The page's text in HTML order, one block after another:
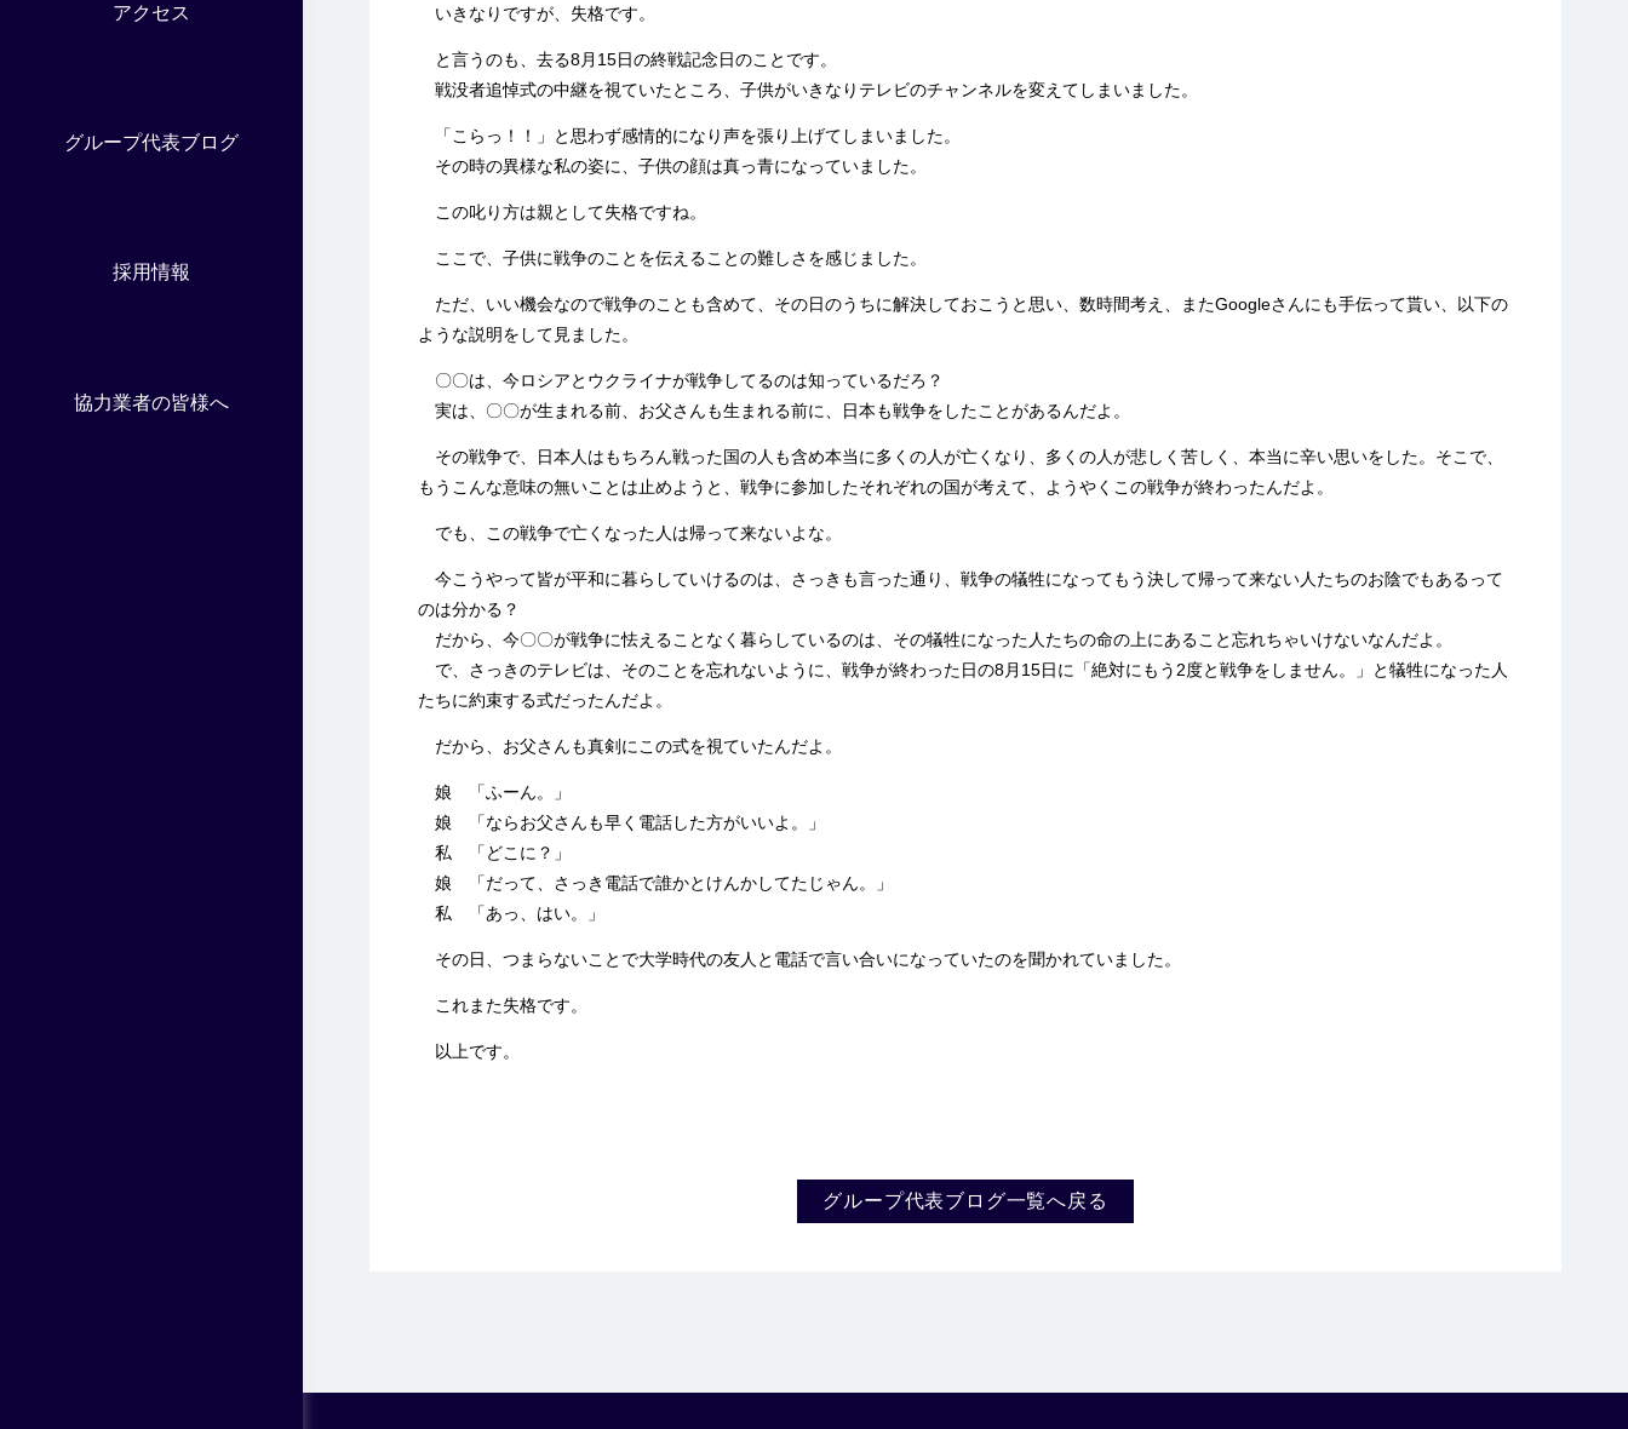
アクセス
グループ代表ブログ
採用情報
協力業者の皆様へ
いきなりですが、失格です。
と言うのも、去る8月15日の終戦記念日のことです。
戦没者追悼式の中継を視ていたところ、子供がいきなりテレビのチャンネルを変えてしまいました。
「こらっ！！」と思わず感情的になり声を張り上げてしまいました。
その時の異様な私の姿に、子供の顔は真っ青になっていました。
この叱り方は親として失格ですね。
ここで、子供に戦争のことを伝えることの難しさを感じました。
ただ、いい機会なので戦争のことも含めて、その日のうちに解決しておこうと思い、数時間考え、またGoogleさんにも手伝って貰い、以下の
ような説明をして見ました。
〇〇は、今ロシアとウクライナが戦争してるのは知っているだろ？
実は、〇〇が生まれる前、お父さんも生まれる前に、日本も戦争をしたことがあるんだよ。
その戦争で、日本人はもちろん戦った国の人も含め本当に多くの人が亡くなり、多くの人が悲しく苦しく、本当に辛い思いをした。そこで、
もうこんな意味の無いことは止めようと、戦争に参加したそれぞれの国が考えて、ようやくこの戦争が終わったんだよ。
でも、この戦争で亡くなった人は帰って来ないよな。
今こうやって皆が平和に暮らしていけるのは、さっきも言った通り、戦争の犠牲になってもう決して帰って来ない人たちのお陰でもあるって
のは分かる？
だから、今〇〇が戦争に怯えることなく暮らしているのは、その犠牲になった人たちの命の上にあること忘れちゃいけないなんだよ。
で、さっきのテレビは、そのことを忘れないように、戦争が終わった日の8月15日に「絶対にもう2度と戦争をしません。」と犠牲になった人
たちに約束する式だったんだよ。
だから、お父さんも真剣にこの式を視ていたんだよ。
娘 「ふーん。」
娘 「ならお父さんも早く電話した方がいいよ。」
私 「どこに？」
娘 「だって、さっき電話で誰かとけんかしてたじゃん。」
私 「あっ、はい。」
その日、つまらないことで大学時代の友人と電話で言い合いになっていたのを聞かれていました。
これまた失格です。
以上です。
グループ代表ブログ一覧へ戻る